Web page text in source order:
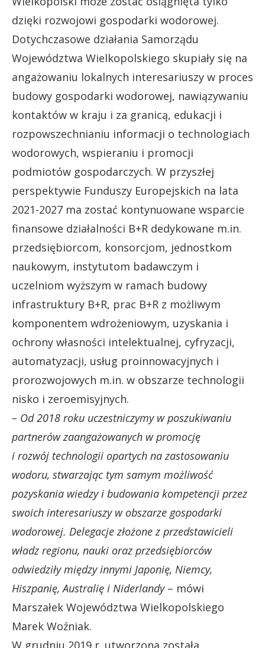
dzięki rozwojowi gospodarki wodorowej.
Dotychczasowe działania Samorządu
Województwa Wielkopolskiego skupiały się na
angażowaniu lokalnych interesariuszy w proces
budowy gospodarki wodorowej, nawiązywaniu
kontaktów w kraju i za granicą, edukacji i
rozpowszechnianiu informacji o technologiach
wodorowych, wspieraniu i promocji
podmiotów gospodarczych. W przyszłej
perspektywie Funduszy Europejskich na lata
2021-2027 ma zostać kontynuowane wsparcie
finansowe działalności B+R dedykowane m.in.
przedsiębiorcom, konsorcjom, jednostkom
naukowym, instytutom badawczym i
uczelniom wyższym w ramach budowy
infrastruktury B+R, prac B+R z możliwym
komponentem wdrożeniowym, uzyskania i
ochrony własności intelektualnej, cyfryzacji,
automatyzacji, usług proinnowacyjnych i
prorozwojowych m.in. w obszarze technologii
nisko i zeroemisyjnych.
– Od 2018 roku uczestniczymy w poszukiwaniu
partnerów zaangażowanych w promocję
i rozwój technologii opartych na zastosowaniu
wodoru, stwarzając tym samym możliwość
pozyskania wiedzy i budowania kompetencji przez
swoich interesariuszy w obszarze gospodarki
wodorowej. Delegacje złożone z przedstawicieli
władz regionu, nauki oraz przedsiębiorców
odwiedziły między innymi Japonię, Niemcy,
Hiszpanię, Australię i Niderlandy– mówi
Marszałek Województwa Wielkopolskiego
Marek Woźniak.
W grudniu 2019 r. utworzona została